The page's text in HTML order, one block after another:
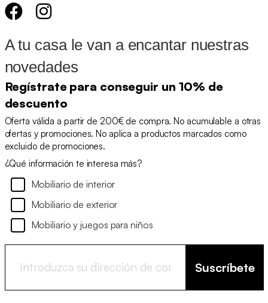
A tu casa le van a encantar nuestras
novedades
Regístrate para conseguir un 10% de
descuento
Oferta válida a partir de 200€ de compra. No acumulable a otras
ofertas y promociones. No aplica a productos marcados como
excluido de promociones.
¿Qué información te interesa más?
Mobiliario de interior
Mobiliario de exterior
Mobiliario y juegos para niños
Suscríbete